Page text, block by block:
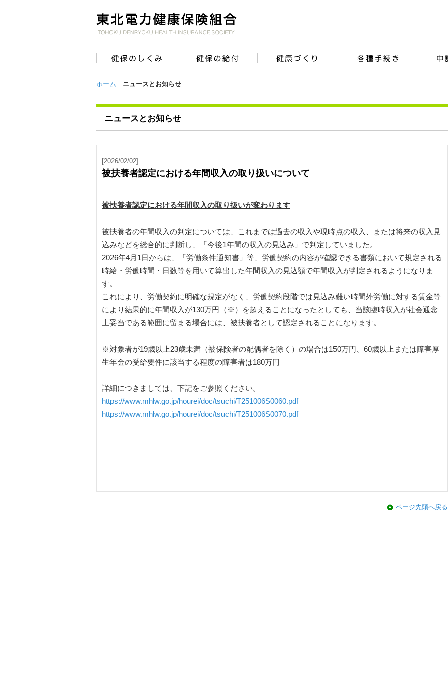
ホーム ニュースとお知らせ
ニュースとお知らせ
[2026/02/02]
被扶養者認定における年間収入の取り扱いについて
被扶養者認定における年間収入の取り扱いが変わります
被扶養者の年間収入の判定については、これまでは過去の収入や現時点の収入、または将来の収入見
込みなどを総合的に判断し、「今後1年間の収入の見込み」で判定していました。
2026年4月1日からは、「労働条件通知書」等、労働契約の内容が確認できる書類において規定される
時給・労働時間・日数等を用いて算出した年間収入の見込額で年間収入が判定されるようになりま
す。
これにより、労働契約に明確な規定がなく、労働契約段階では見込み難い時間外労働に対する賃金等
により結果的に年間収入が130万円（※）を超えることになったとしても、当該臨時収入が社会通念
上妥当である範囲に留まる場合には、被扶養者として認定されることになります。
※対象者が19歳以上23歳未満（被保険者の配偶者を除く）の場合は150万円、60歳以上または障害厚
生年金の受給要件に該当する程度の障害者は180万円
詳細につきましては、下記をご参照ください。
https://www.mhlw.go.jp/hourei/doc/tsuchi/T251006S0060.pdf
https://www.mhlw.go.jp/hourei/doc/tsuchi/T251006S0070.pdf
ページ先頭へ戻る